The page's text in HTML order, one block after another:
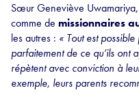
Sœur Geneviève
comme de missionnaires
les autres : « Tout est
parfaitement de ce qu’ils ont
répètent avec conviction à
exemple, leurs parents